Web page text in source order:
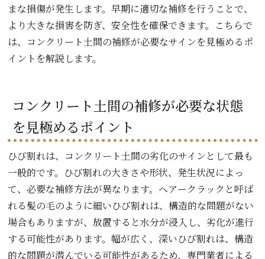
まな損傷が発生します。早期に適切な補修を行うことで、
より大きな損害を防ぎ、安全性を確保できます。こちらで
は、コンクリート土間の補修が必要なサインを見極めるポ
イントを解説します。
コンクリート土間の補修が必要な状態
を見極めるポイント
ひび割れは、コンクリート土間の劣化のサインとして最も
一般的です。ひび割れの大きさや形状、発生状況によっ
て、必要な補修方法が異なります。ヘアークラックと呼ば
れる髪の毛のように細いひび割れは、構造的な問題がない
場合もありますが、放置すると水分が浸入し、劣化が進行
する可能性があります。幅が広く、深いひび割れは、構造
的な問題が潜んでいる可能性があるため、専門業者による